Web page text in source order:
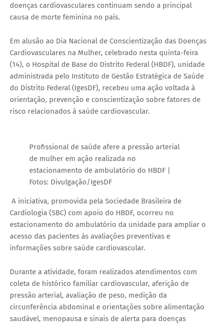
doenças cardiovasculares continuam sendo a principal
causa de morte feminina no país.
Em alusão ao Dia Nacional de Conscientização das Doenças
Cardiovasculares na Mulher, celebrado nesta quinta-feira
(14), o Hospital de Base do Distrito Federal (HBDF), unidade
administrada pelo Instituto de Gestão Estratégica de Saúde
do Distrito Federal (IgesDF), recebeu uma ação voltada à
orientação, prevenção e conscientização sobre fatores de
risco relacionados à saúde cardiovascular.
Profissional de saúde afere a pressão arterial
de mulher em ação realizada no
estacionamento de ambulatório do HBDF |
Fotos: Divulgação/IgesDF
A iniciativa, promovida pela Sociedade Brasileira de
Cardiologia (SBC) com apoio do HBDF, ocorreu no
estacionamento do ambulatório da unidade para ampliar o
acesso das pacientes às avaliações preventivas e
informações sobre saúde cardiovascular.
Durante a atividade, foram realizados atendimentos com
coleta de histórico familiar cardiovascular, aferição de
pressão arterial, avaliação de peso, medição da
circunferência abdominal e orientações sobre alimentação
saudável, menopausa e sinais de alerta para doenças